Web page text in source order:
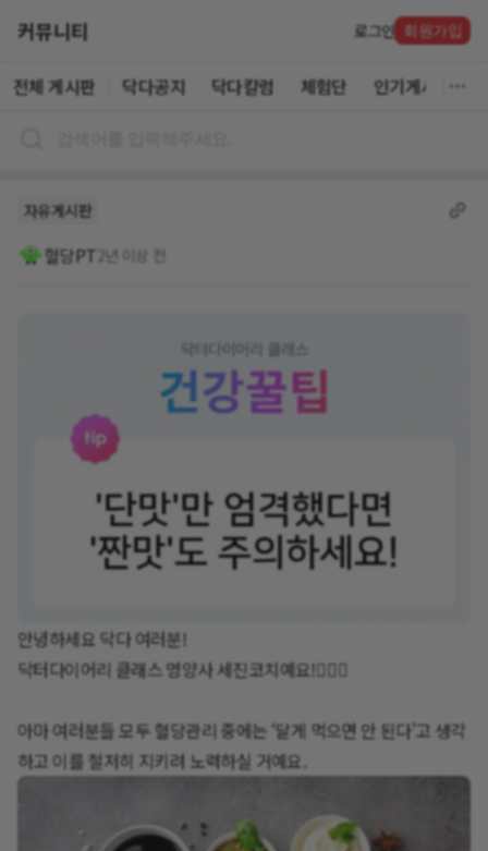
커뮤니티 로그인 회원가입
전체 게시판 닥다공지 닥다칼럼 체험단 인기게시글
자유게시판
혈당PT2년 이상 전
안녕하세요 닥다 여러분!
닥터다이어리 클래스 영양사 세진코치예요!🙋🏻‍♀️
아마 여러분들 모두 혈당관리 중에는 ‘달게 먹으면 안 된다'고 생각
하고 이를 철저히 지키려 노력하실 거예요.